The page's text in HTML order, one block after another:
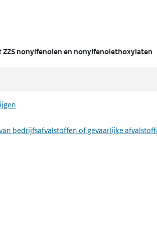
ZZS nonylfenolen en nonylfenolethoxylaten
bedrijfsafvalstoffen of gevaarlijke